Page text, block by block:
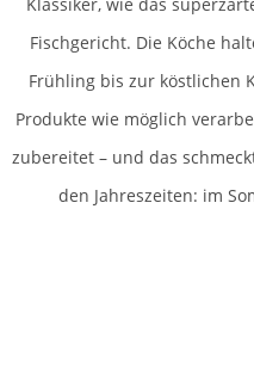
Fischgericht. Die Köche
Frühling bis zur köstlichen
Produkte wie möglich
zubereitet – und das
den Jahreszeiten: im